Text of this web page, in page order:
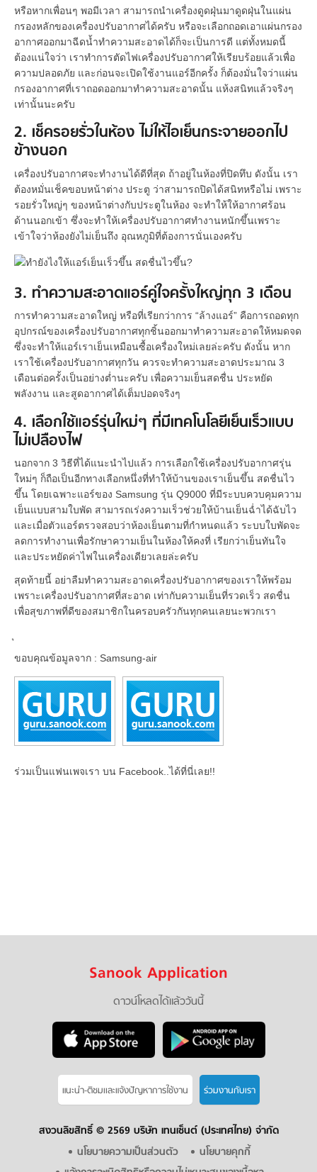
หรือหากเพื่อนๆ พอมีเวลา สามารถนำเครื่องดูดฝุ่นมาดูดฝุ่นในแผ่น
กรองหลักของเครื่องปรับอากาศได้ครับ หรือจะเลือกถอดเอาแผ่นกรอง
อากาศออกมาฉีดน้ำทำความสะอาดได้ก็จะเป็นการดี แต่ทั้งหมดนี้
ต้องแน่ใจว่า เราทำการตัดไฟเครื่องปรับอากาศให้เรียบร้อยแล้วเพื่อ
ความปลอดภัย และก่อนจะเปิดใช้งานแอร์อีกครั้ง ก็ต้องมั่นใจว่าแผ่น
กรองอากาศที่เราถอดออกมาทำความสะอาดนั้น แห้งสนิทแล้วจริงๆ
เท่านั้นนะครับ
2. เช็ครอยรั่วในห้อง ไม่ให้ไอเย็นกระจายออกไป
ข้างนอก
เครื่องปรับอากาศจะทำงานได้ดีที่สุด ถ้าอยู่ในห้องที่ปิดทึบ ดังนั้น เรา
ต้องหมั่นเช็คขอบหน้าต่าง ประตู ว่าสามารถปิดได้สนิทหรือไม่ เพราะ
รอยรั่วใหญ่ๆ ของหน้าต่างกับประตูในห้อง จะทำให้ให้อากาศร้อน
ด้านนอกเข้า ซึ่งจะทำให้เครื่องปรับอากาศทำงานหนักขึ้นเพราะ
เข้าใจว่าห้องยังไม่เย็นถึง อุณหภูมิที่ต้องการนั่นเองครับ
3. ทำความสะอาดแอร์คู่ใจครั้งใหญ่ทุก 3 เดือน
การทำความสะอาดใหญ่ หรือที่เรียกว่าการ “ล้างแอร์” คือการถอดทุก
อุปกรณ์ของเครื่องปรับอากาศทุกชิ้นออกมาทำความสะอาดให้หมดจด
ซึ่งจะทำให้แอร์เราเย็นเหมือนซื้อเครื่องใหม่เลยล่ะครับ ดังนั้น หาก
เราใช้เครื่องปรับอากาศทุกวัน ควรจะทำความสะอาดประมาณ 3
เดือนต่อครั้งเป็นอย่างต่ำนะครับ เพื่อความเย็นสดชื่น ประหยัด
พลังงาน และสูดอากาศได้เต็มปอดจริงๆ
4. เลือกใช้แอร์รุ่นใหม่ๆ ที่มีเทคโนโลยีเย็นเร็วแบบ
ไม่เปลืองไฟ
นอกจาก 3 วิธีที่ได้แนะนำไปแล้ว การเลือกใช้เครื่องปรับอากาศรุ่น
ใหม่ๆ ก็ถือเป็นอีกทางเลือกหนึ่งที่ทำให้บ้านของเราเย็นขึ้น สดชื่นไว
ขึ้น โดยเฉพาะแอร์ของ Samsung รุ่น Q9000 ที่มีระบบควบคุมความ
เย็นแบบสามใบพัด สามารถเร่งความเร็วช่วยให้บ้านเย็นฉ่ำได้ฉับไว
และเมื่อตัวแอร์ตรวจสอบว่าห้องเย็นตามที่กำหนดแล้ว ระบบใบพัดจะ
ลดการทำงานเพื่อรักษาความเย็นในห้องให้คงที่ เรียกว่าเย็นทันใจ
และประหยัดค่าไฟในเครื่องเดียวเลยล่ะครับ
สุดท้ายนี้ อย่าลืมทำความสะอาดเครื่องปรับอากาศของเราให้พร้อม
เพราะเครื่องปรับอากาศที่สะอาด เท่ากับความเย็นที่รวดเร็ว สดชื่น
เพื่อสุขภาพที่ดีของสมาชิกในครอบครัวกันทุกคนเลยนะพวกเรา
ขอบคุณข้อมูลจาก : Samsung-air
ร่วมเป็นแฟนเพจเรา บน Facebook..ได้ที่นี่เลย!!
Sanook Application
ดาวน์โหลดได้แล้ววันนี้
แนะนำ-ติชมเเละแจ้งปัญหาการใช้งาน ร่วมงานกับเรา
สงวนลิขสิทธิ์ © 2569 บริษัท เทนเซ็นต์ (ประเทศไทย) จำกัด
นโยบายความเป็นส่วนตัว
นโยบายคุกกี้